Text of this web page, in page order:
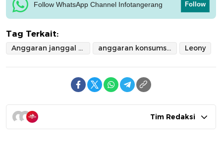
Follow WhatsApp Channel Infotangerang Follow
Tag Terkait:
Anggaran janggal pemkot tangsel anggaran konsumsi rapat pemkot tangsel 2024 Leony
Tim Redaksi